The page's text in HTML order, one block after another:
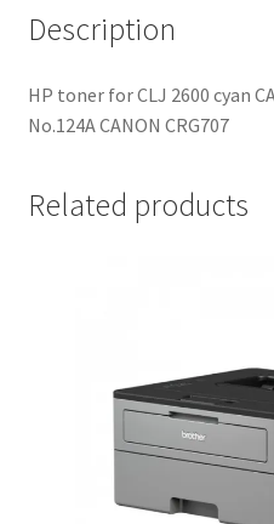
Description
HP toner for CLJ 2600 cyan
No.124A CANON CRG707
Related products